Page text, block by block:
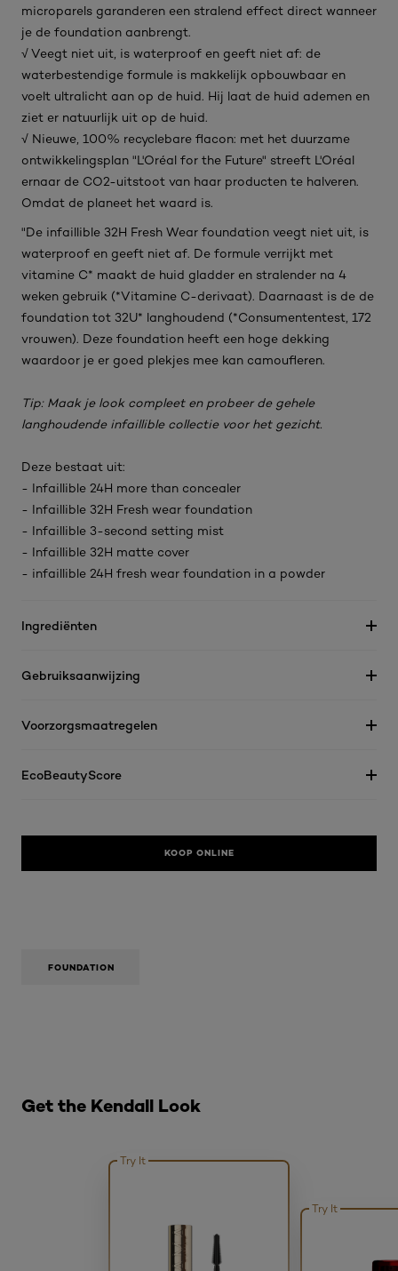
microparels garanderen een stralend effect direct wanneer
je de foundation aanbrengt.
√ Veegt niet uit, is waterproof en geeft niet af: de
waterbestendige formule is makkelijk opbouwbaar en
voelt ultralicht aan op de huid. Hij laat de huid ademen en
ziet er natuurlijk uit op de huid.
√ Nieuwe, 100% recyclebare flacon: met het duurzame
ontwikkelingsplan "L'Oréal for the Future" streeft L'Oréal
ernaar de CO2-uitstoot van haar producten te halveren.
Omdat de planeet het waard is.
"De infaillible 32H Fresh Wear foundation veegt niet uit, is
waterproof en geeft niet af. De formule verrijkt met
vitamine C* maakt de huid gladder en stralender na 4
weken gebruik (*Vitamine C-derivaat). Daarnaast is de de
foundation tot 32U* langhoudend (*Consumententest, 172
vrouwen). Deze foundation heeft een hoge dekking
waardoor je er goed plekjes mee kan camoufleren.
Tip: Maak je look compleet en probeer de gehele
langhoudende infaillible collectie voor het gezicht.
Deze bestaat uit:
- Infaillible 24H more than concealer
- Infaillible 32H Fresh wear foundation
- Infaillible 3-second setting mist
- Infaillible 32H matte cover
- infaillible 24H fresh wear foundation in a powder
Ingrediënten
Gebruiksaanwijzing
Voorzorgsmaatregelen
EcoBeautyScore
KOOP ONLINE
FOUNDATION
Get the Kendall Look
Try It
Try It